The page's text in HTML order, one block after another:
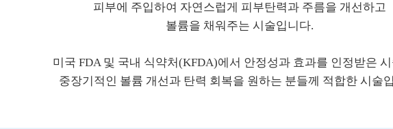
피부에 주입하여 자연스럽게 피부탄력과 주름을 개선하고
볼륨을 채워주는 시술입니다.
미국 FDA 및 국내 식약처(KFDA)에서 안정성과 효과를 인정받은
중장기적인 볼륨 개선과 탄력 회복을 원하는 분들께 적합한 시술